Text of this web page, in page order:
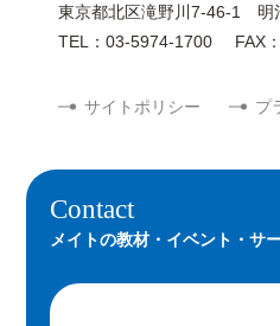
東京都北区滝野川7-46-1 明
TEL：03-5974-1700
FAX
サイトポリシー プ
Contact
メイトの教材・イベント・サ